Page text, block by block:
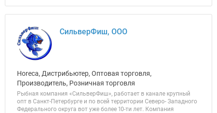
СильверФиш, ООО
Horeca, Дистрибьютер, Оптовая торговля,
Производитель, Розничная торговля
Рыбная компания «СильверФиш», работает в канале крупный
опт в Санкт-Петербурге и по всей территории Северо- Западного
Федерального округа вот уже более 10-ти лет. Компания